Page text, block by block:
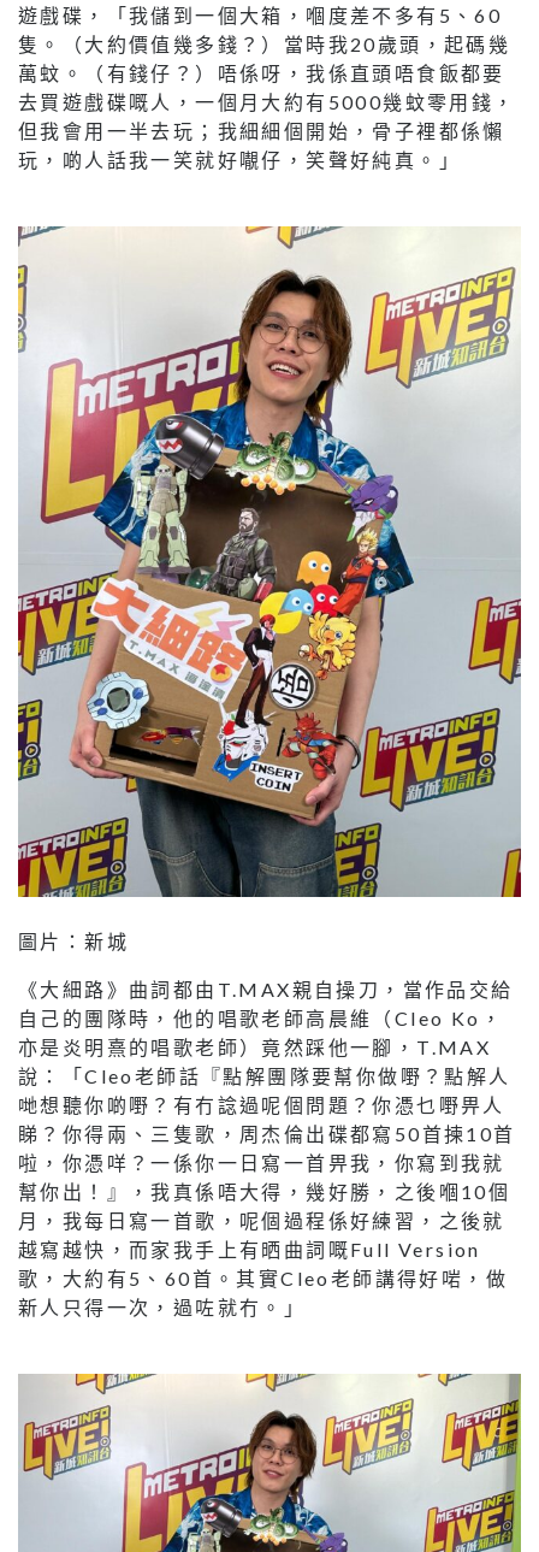
遊戲碟，「我儲到一個大箱，嗰度差不多有5、60
隻。（大約價值幾多錢？）當時我20歲頭，起碼幾
萬蚊。（有錢仔？）唔係呀，我係直頭唔食飯都要
去買遊戲碟嘅人，一個月大約有5000幾蚊零用錢，
但我會用一半去玩；我細細個開始，骨子裡都係懶
玩，啲人話我一笑就好𡃁仔，笑聲好純真。」
圖片：新城
《大細路》曲詞都由T.MAX親自操刀，當作品交給
自己的團隊時，他的唱歌老師高晨維（Cleo Ko，
亦是炎明熹的唱歌老師）竟然踩他一腳，T.MAX
說：「Cleo老師話『點解團隊要幫你做嘢？點解人
哋想聽你啲嘢？有冇諗過呢個問題？你憑乜嘢畀人
睇？你得兩、三隻歌，周杰倫出碟都寫50首揀10首
啦，你憑咩？一係你一日寫一首畀我，你寫到我就
幫你出！』，我真係唔大得，幾好勝，之後嗰10個
月，我每日寫一首歌，呢個過程係好練習，之後就
越寫越快，而家我手上有晒曲詞嘅Full Version
歌，大約有5、60首。其實Cleo老師講得好啱，做
新人只得一次，過咗就冇。」